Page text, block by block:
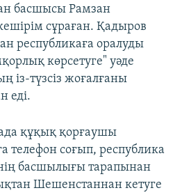
басшысы Рамзан
сұраған. Қадыров
республикаға оралуды
көрсетуге" уәде
із-түзсіз жоғалғаны
еді.
құқық қорғаушы
телефон соғып, республика
басшылығы тарапынан
Шешенстаннан кетуге